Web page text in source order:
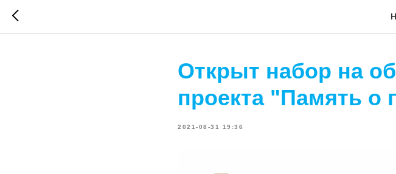
Открыт набор на
проекта "Память о
2021-08-31 19:36